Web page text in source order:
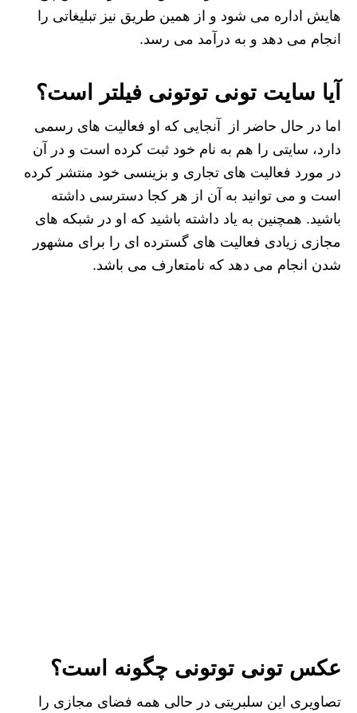
هایش اداره می شود و از همین طریق نیز تبلیغاتی را
انجام می دهد و به درآمد می رسد.
آیا سایت تونی توتونی فیلتر است؟
اما در حال حاضر از آنجایی که او فعالیت های رسمی
دارد، سایتی را هم به نام خود ثبت کرده است و در آن
در مورد فعالیت های تجاری و بزینسی خود منتشر کرده
است و می توانید به آن از هر کجا دسترسی داشته
باشید. همچنین به یاد داشته باشید که او در شبکه های
مجازی زیادی فعالیت های گسترده ای را برای مشهور
شدن انجام می دهد که نامتعارف می باشد.
عکس تونی توتونی چگونه است؟
تصاویری این سلبریتی در حالی همه فضای مجازی را